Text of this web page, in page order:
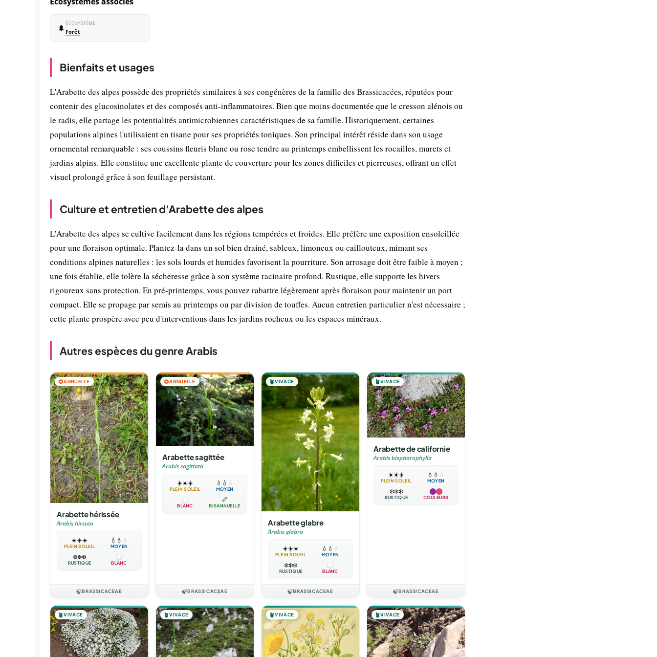
🌲 ÉCOSYSTÈME
Forêt
Bienfaits et usages
L'Arabette des alpes possède des propriétés similaires à ses congénères de la famille des Brassicacées, réputées pour
contenir des glucosinolates et des composés anti-inflammatoires. Bien que moins documentée que le cresson alénois ou
le radis, elle partage les potentialités antimicrobiennes caractéristiques de sa famille. Historiquement, certaines
populations alpines l'utilisaient en tisane pour ses propriétés toniques. Son principal intérêt réside dans son usage
ornemental remarquable : ses coussins fleuris blanc ou rose tendre au printemps embellissent les rocailles, murets et
jardins alpins. Elle constitue une excellente plante de couverture pour les zones difficiles et pierreuses, offrant un effet
visuel prolongé grâce à son feuillage persistant.
Culture et entretien d'Arabette des alpes
L'Arabette des alpes se cultive facilement dans les régions tempérées et froides. Elle préfère une exposition ensoleillée
pour une floraison optimale. Plantez-la dans un sol bien drainé, sableux, limoneux ou caillouteux, mimant ses
conditions alpines naturelles : les sols lourds et humides favorisent la pourriture. Son arrosage doit être faible à moyen ;
une fois établie, elle tolère la sécheresse grâce à son système racinaire profond. Rustique, elle supporte les hivers
rigoureux sans protection. En pré-printemps, vous pouvez rabattre légèrement après floraison pour maintenir un port
compact. Elle se propage par semis au printemps ou par division de touffes. Aucun entretien particulier n'est nécessaire ;
cette plante prospère avec peu d'interventions dans les jardins rocheux ou les espaces minéraux.
Autres espèces du genre Arabis
🌻ANNUELLE
Arabette hérissée
Arabis hirsuta
☀️☀️☀️
PLEIN SOLEIL
💧 💧 💧
MOYEN
❄️❄️❄️
RUSTIQUE BLANC
🍃BRASSICACEAE
🌻ANNUELLE
Arabette sagittée
Arabis sagittata
☀️☀️☀️
PLEIN SOLEIL
💧 💧 💧
MOYEN
BLANC
📏
BISANNUELLE
🍃BRASSICACEAE
🪴VIVACE
Arabette glabre
Arabis glabra
☀️☀️☀️
PLEIN SOLEIL
💧 💧 💧
MOYEN
❄️❄️❄️
RUSTIQUE BLANC
🍃BRASSICACEAE
🪴VIVACE
Arabette de californie
Arabis blepharophylla
☀️☀️☀️
PLEIN SOLEIL
💧 💧 💧
MOYEN
❄️❄️❄️
RUSTIQUE COULEURS
🍃BRASSICACEAE
🪴VIVACE 🪴VIVACE 🪴VIVACE 🪴VIVACE